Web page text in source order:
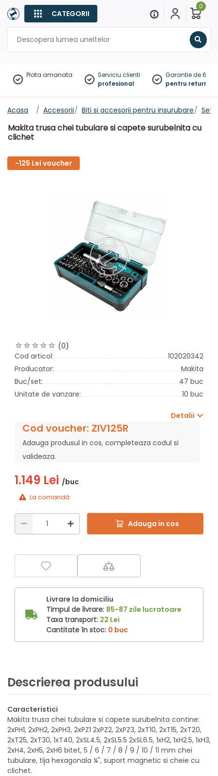
CATEGORII
0
Plata amanata
Serviciu clienti
profesional
Garantie de 60
pentru
Acasa Accesorii Biti si accesorii pentru insurubare Set
Makita trusa chei tubulare si capete surubelnita cu
clichet
-125 Lei voucher
(0)
Cod articol:
102020342
Producator:
Makita
Buc/set:
47 buc
Unitate de vanzare:
10 buc
Detalii
Cod voucher: ZIV125R
Adauga produsul in cos, completeaza codul si
valideaza.
1.149 Lei /buc
La comandă
Adauga in cos
Livrare la domiciliu
Timpul de livrare: 85-87 zile lucratoare
Taxa transport: 22 Lei
Cantitate în stoc: 0 buc
Descrierea produsului
Caracteristici
Makita trusa chei tubulare si capete surubelnita contine:
2xPH1, 2xPH2, 2xPH3, 2xPZ1 2xPZ2, 2xPZ3, 2xT10, 2xT15, 2xT20,
2xT25, 2xT30, 1xT40, 2xSL4.5, 2xSL5.5 2xSL6.5, 1xH2, 1xH2.5, 1xH3,
2xH4, 2xH5, 2xH6 bitet, 5 / 6 / 7 / 8 / 9 / 10 / 11 mm chei
tubulare, tija hexagonala ¼", suport magnetic si cheie cu
clichet.